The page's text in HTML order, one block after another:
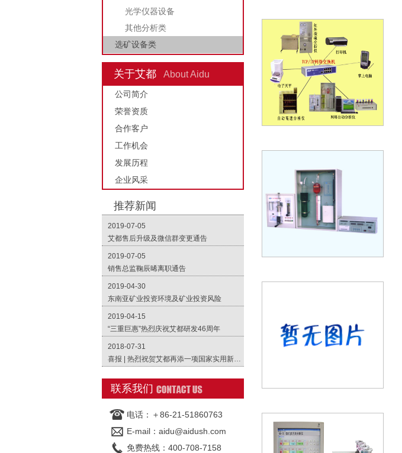
光学仪器设备
其他分析类
选矿设备类
关于艾都 About Aidu
公司简介
荣誉资质
合作客户
工作机会
发展历程
企业风采
推荐新闻
2019-07-05
艾都售后升级及微信群变更通告
2019-07-05
销售总监鞠辰晞离职通告
2019-04-30
东南亚矿业投资环境及矿业投资风险
2019-04-15
“三重巨惠”热烈庆祝艾都研发46周年
2018-07-31
喜报 | 热烈祝贺艾都再添一项国家实用新型专利
联系我们
电话：＋86-21-51860763
E-mail：aidu@aidush.com
免费热线：400-708-7158